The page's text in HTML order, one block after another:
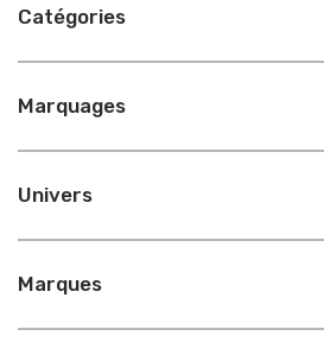
Catégories
Marquages
Univers
Marques